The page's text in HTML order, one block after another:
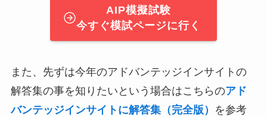
AIP模擬試験
今すぐ模試ページに行く
また、先ずは今年のアドバンテッジインサイトの
解答集の事を知りたいという場合はこちらのアド
バンテッジインサイトに解答集（完全版）
を参考